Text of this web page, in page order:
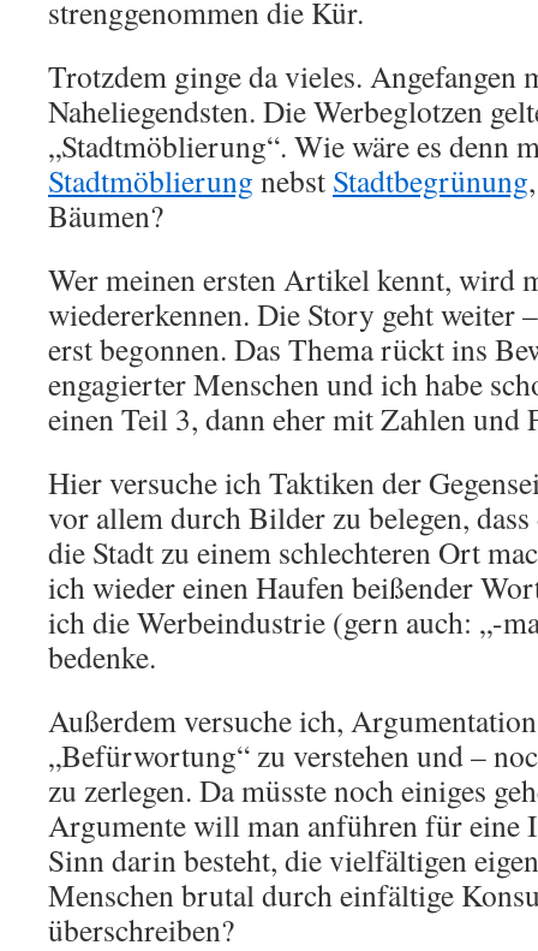
strenggenommen die Kür.
Trotzdem ginge da vieles. Angefangen
Naheliegendsten. Die Werbeglotzen
„Stadtmöblierung“. Wie wäre es denn
Stadtmöblierung nebst Stadtbegrünung
Bäumen?
Wer meinen ersten Artikel kennt, wird
wiedererkennen. Die Story geht weiter
erst begonnen. Das Thema rückt ins
engagierter Menschen und ich habe
einen Teil 3, dann eher mit Zahlen und
Hier versuche ich Taktiken der
vor allem durch Bilder zu belegen,
die Stadt zu einem schlechteren Ort
ich wieder einen Haufen beißender
ich die Werbeindustrie (gern auch: „-
bedenke.
Außerdem versuche ich,
„Befürwortung“ zu verstehen und –
zu zerlegen. Da müsste noch einiges
Argumente will man anführen für eine
Sinn darin besteht, die vielfältigen
Menschen brutal durch einfältige
überschreiben?